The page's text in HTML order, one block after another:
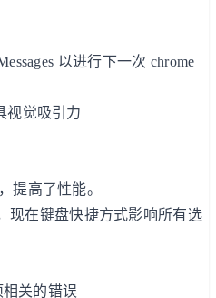
以进行下一次 chrome
视觉吸引力
提高了性能。
现在键盘快捷方式影响所有选
关的错误